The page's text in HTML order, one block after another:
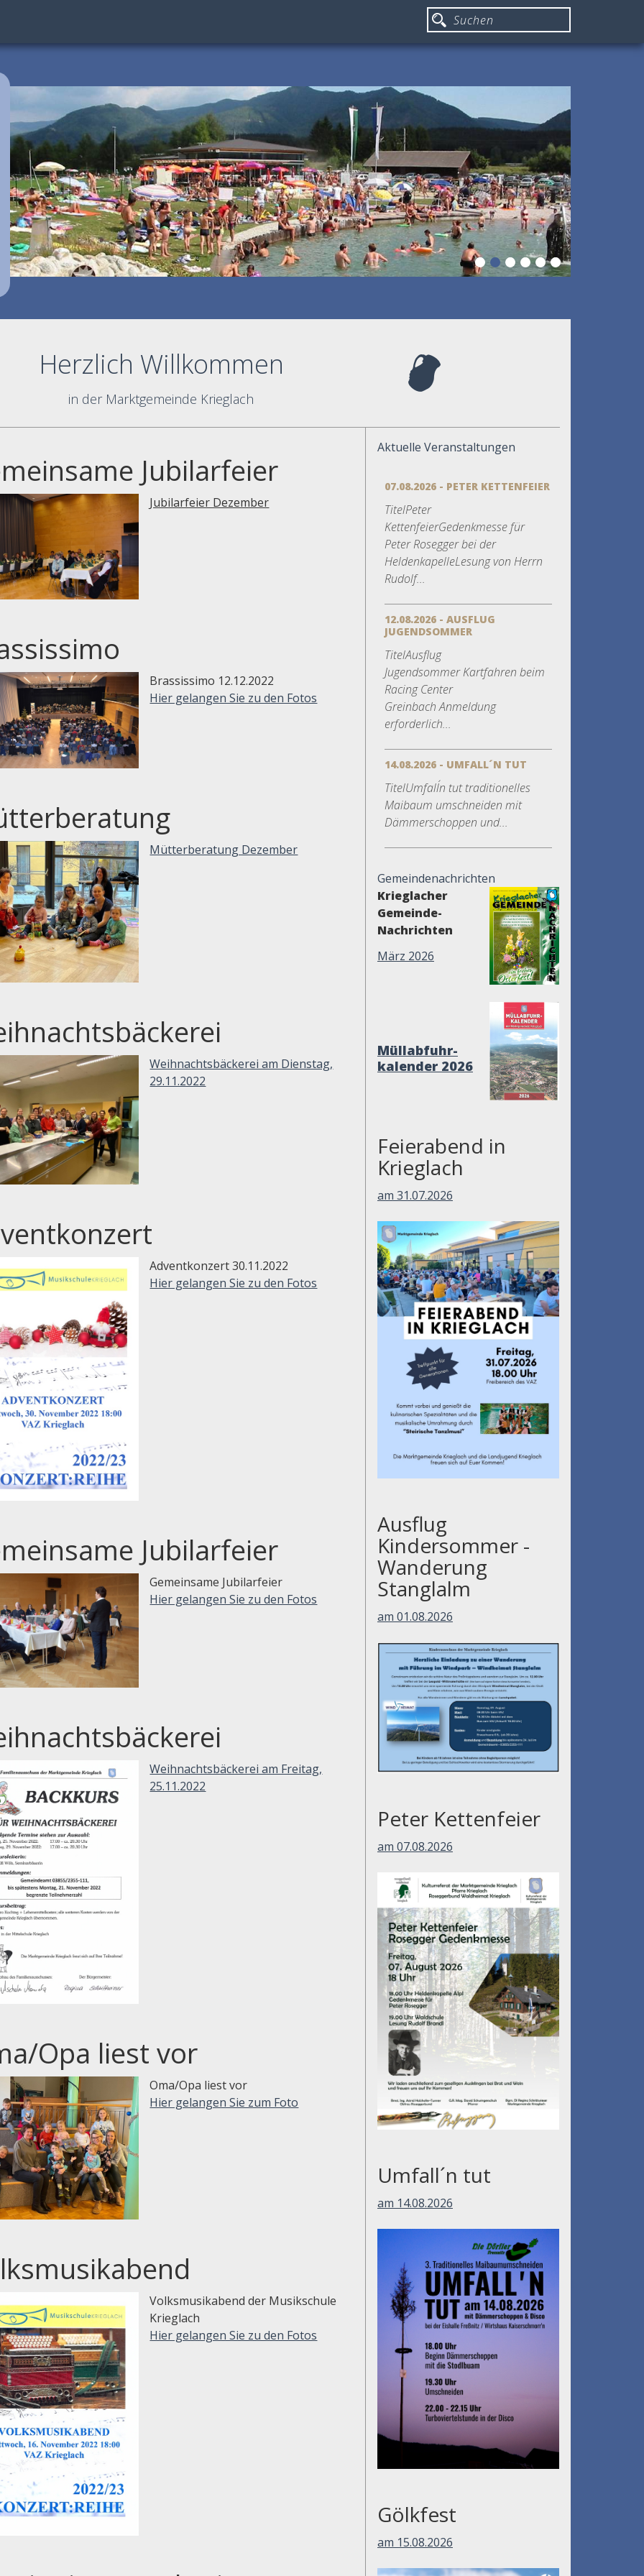
Herzlich Willkommen
in der Marktgemeinde Krieglach
Jubilarfeier
Jubilarfeier Dezember
Brassissimo 12.12.2022
Hier gelangen Sie zu den Fotos
Mütterberatung Dezember
Weihnachtsbäckerei am Dienstag,
29.11.2022
Adventkonzert 30.11.2022
Hier gelangen Sie zu den Fotos
Jubilarfeier
Gemeinsame Jubilarfeier
Hier gelangen Sie zu den Fotos
Weihnachtsbäckerei am Freitag,
25.11.2022
Opa liest vor
Oma/Opa liest vor
Hier gelangen Sie zum Foto
Volksmusikabend der Musikschule
Krieglach
Hier gelangen Sie zu den Fotos
Aktuelle Veranstaltungen
07.08.2026 - PETER KETTENFEIER
TitelPeter
KettenfeierGedenkmesse für
Peter Rosegger bei der
HeldenkapelleLesung von Herrn
Rudolf...
12.08.2026 - AUSFLUG
JUGENDSOMMER
TitelAusflug
Jugendsommer Kartfahren beim
Racing Center
Greinbach Anmeldung
erforderlich...
14.08.2026 - UMFALL´N TUT
TitelUmfall´n tut traditionelles
Maibaum umschneiden mit
Dämmerschoppen und...
Gemeindenachrichten
Krieglacher
Gemeinde-
Nachrichten
März 2026
Müllabfuhr-
kalender 2026
Feierabend in
Krieglach
am 31.07.2026
Ausflug
Kindersommer -
Wanderung
Stanglalm
am 01.08.2026
Peter Kettenfeier
am 07.08.2026
Umfall´n tut
am 14.08.2026
Gölkfest
am 15.08.2026